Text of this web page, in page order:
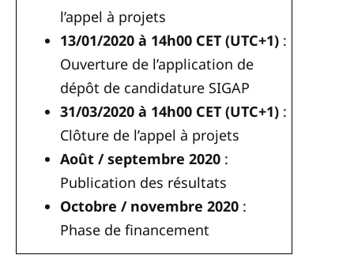
l’appel à projets
13/01/2020 à 14h00 CET (UTC+1) :
Ouverture de l’application de
dépôt de candidature SIGAP
31/03/2020 à 14h00 CET (UTC+1) :
Clôture de l’appel à projets
Août / septembre 2020 :
Publication des résultats
Octobre / novembre 2020 :
Phase de financement